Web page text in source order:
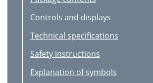
Controls and displays
Technical specifications
Safety instructions
Explanation of symbols